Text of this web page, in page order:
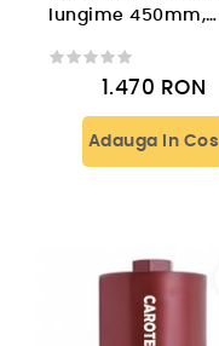
lungime 450mm,
1.470 RON
Adauga In Cos